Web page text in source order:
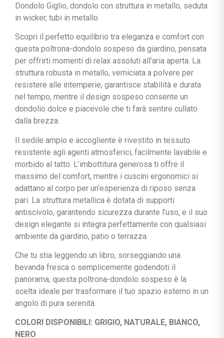
Dondolo Giglio, dondolo con struttura in metallo, seduta
in wicker, tubi in metallo.
Scopri il perfetto equilibrio tra eleganza e comfort con
questa poltrona-dondolo sospeso da giardino, pensata
per offrirti momenti di relax assoluti all’aria aperta. La
struttura robusta in metallo, verniciata a polvere per
resistere alle intemperie, garantisce stabilità e durata
nel tempo, mentre il design sospeso consente un
dondolio dolce e piacevole che ti farà sentire cullato
dalla brezza.
Il sedile ampio e accogliente è rivestito in tessuto
resistente agli agenti atmosferici, facilmente lavabile e
morbido al tatto. L’imbottitura generosa ti offre il
massimo del comfort, mentre i cuscini ergonomici si
adattano al corpo per un’esperienza di riposo senza
pari. La struttura metallica è dotata di supporti
antiscivolo, garantendo sicurezza durante l’uso, e il suo
design elegante si integra perfettamente con qualsiasi
ambiente da giardino, patio o terrazza.
Che tu stia leggendo un libro, sorseggiando una
bevanda fresca o semplicemente godendoti il
panorama, questa poltrona-dondolo sospeso è la
scelta ideale per trasformare il tuo spazio esterno in un
angolo di pura serenità.
COLORI DISPONIBILI: GRIGIO, NATURALE, BIANCO,
NERO